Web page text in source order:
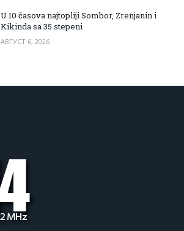
U 10 časova najtopliji Sombor, Zrenjanin i
Kikinda sa 35 stepeni
АВГУСТ 6, 2026